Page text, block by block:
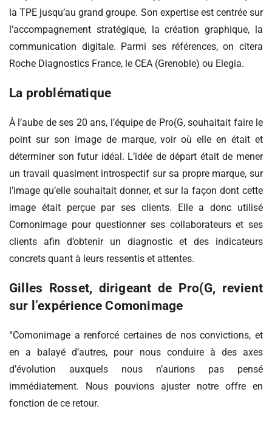
la TPE jusqu’au grand groupe. Son expertise est centrée sur
l’accompagnement stratégique, la création graphique, la
communication digitale. Parmi ses références, on citera
Roche Diagnostics France, le CEA (Grenoble) ou Elegia.
La problématique
À l’aube de ses 20 ans, l’équipe de Pro(G, souhaitait faire le
point sur son image de marque, voir où elle en était et
déterminer son futur idéal. L’idée de départ était de mener
un travail quasiment introspectif sur sa propre marque, sur
l’image qu’elle souhaitait donner, et sur la façon dont cette
image était perçue par ses clients. Elle a donc utilisé
Comonimage pour questionner ses collaborateurs et ses
clients afin d’obtenir un diagnostic et des indicateurs
concrets quant à leurs ressentis et attentes.
Gilles Rosset, dirigeant de Pro(G, revient
sur l’expérience Comonimage
“Comonimage a renforcé certaines de nos convictions, et
en a balayé d’autres, pour nous conduire à des axes
d’évolution auxquels nous n’aurions pas pensé
immédiatement. Nous pouvions ajuster notre offre en
fonction de ce retour.